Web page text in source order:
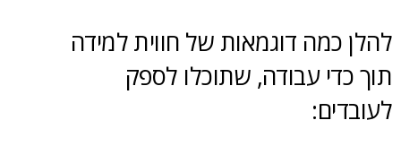
להלן כמה דוגמאות של חווית למידה
תוך כדי עבודה, שתוכלו לספק
לעובדים: